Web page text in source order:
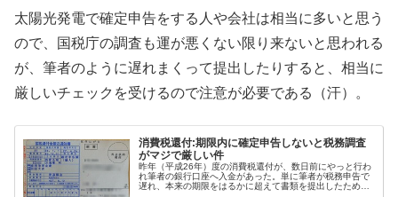
太陽光発電で確定申告をする人や会社は相当に多いと思う
ので、国税庁の調査も運が悪くない限り来ないと思われる
が、筆者のように遅れまくって提出したりすると、相当に
厳しいチェックを受けるので注意が必要である（汗）。
消費税還付:期限内に確定申告しないと税務調査
がマジで厳しい件
昨年（平成26年）度の消費税還付が、数日前にやっと行わ
れ筆者の銀行口座へ入金があった。単に筆者が税務申告で
遅れ、本来の期限をはるかに超えて書類を提出したため